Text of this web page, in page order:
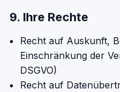
9. Ihre Rechte
Recht auf Auskunft,
Einschränkung der
DSGVO)
Recht auf